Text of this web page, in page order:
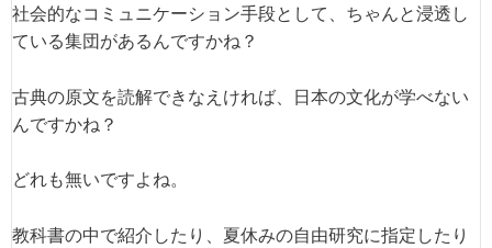
社会的なコミュニケーション手段として、ちゃんと浸透し
ている集団があるんですかね？
古典の原文を読解できなえければ、日本の文化が学べない
んですかね？
どれも無いですよね。
教科書の中で紹介したり、夏休みの自由研究に指定したり